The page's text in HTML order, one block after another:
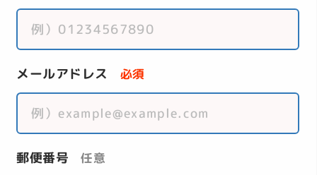
メールアドレス 必須
郵便番号 任意